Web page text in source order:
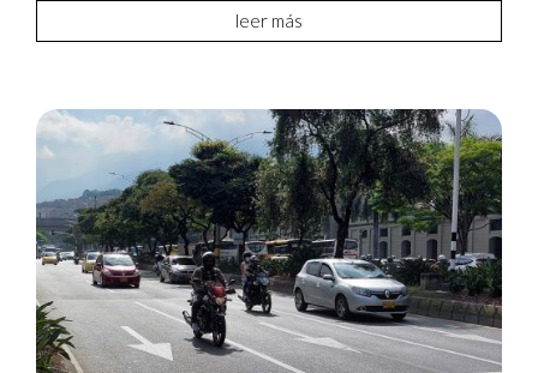
leer más